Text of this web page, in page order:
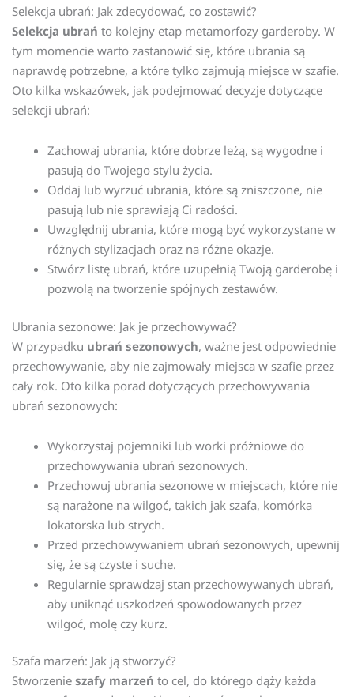
Selekcja ubrań: Jak zdecydować, co zostawić?
Selekcja ubrań to kolejny etap metamorfozy garderoby. W
tym momencie warto zastanowić się, które ubrania są
naprawdę potrzebne, a które tylko zajmują miejsce w szafie.
Oto kilka wskazówek, jak podejmować decyzje dotyczące
selekcji ubrań:
Zachowaj ubrania, które dobrze leżą, są wygodne i
pasują do Twojego stylu życia.
Oddaj lub wyrzuć ubrania, które są zniszczone, nie
pasują lub nie sprawiają Ci radości.
Uwzględnij ubrania, które mogą być wykorzystane w
różnych stylizacjach oraz na różne okazje.
Stwórz listę ubrań, które uzupełnią Twoją garderobę i
pozwolą na tworzenie spójnych zestawów.
Ubrania sezonowe: Jak je przechowywać?
W przypadku ubrań sezonowych, ważne jest odpowiednie
przechowywanie, aby nie zajmowały miejsca w szafie przez
cały rok. Oto kilka porad dotyczących przechowywania
ubrań sezonowych:
Wykorzystaj pojemniki lub worki próżniowe do
przechowywania ubrań sezonowych.
Przechowuj ubrania sezonowe w miejscach, które nie
są narażone na wilgoć, takich jak szafa, komórka
lokatorska lub strych.
Przed przechowywaniem ubrań sezonowych, upewnij
się, że są czyste i suche.
Regularnie sprawdzaj stan przechowywanych ubrań,
aby uniknąć uszkodzeń spowodowanych przez
wilgoć, molę czy kurz.
Szafa marzeń: Jak ją stworzyć?
Stworzenie szafy marzeń to cel, do którego dąży każda